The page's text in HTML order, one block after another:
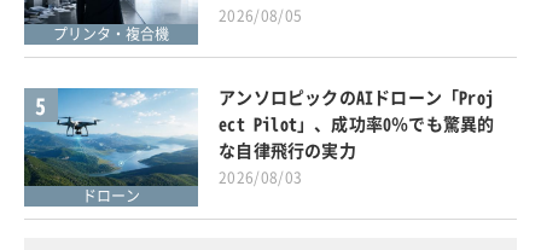
プリンタ・複合機
2026/08/05
5
ドローン
アンソロピックのAIドローン「Proj
ect Pilot」、成功率0％でも驚異的
な自律飛行の実力
2026/08/03